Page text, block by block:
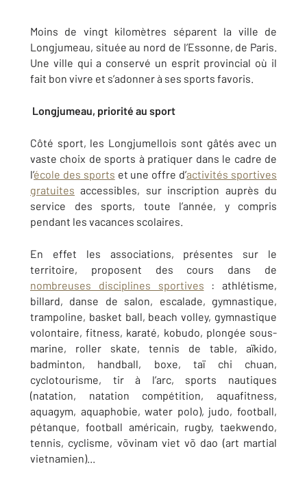
Moins de vingt kilomètres séparent la ville de
Longjumeau, située au nord de l’Essonne, de Paris.
Une ville qui a conservé un esprit provincial où il
fait bon vivre et s’adonner à ses sports favoris.
Longjumeau, priorité au sport
Côté sport, les Longjumellois sont gâtés avec un
vaste choix de sports à pratiquer dans le cadre de
l’école des sports et une offre d’activités sportives
gratuites accessibles, sur inscription auprès du
service des sports, toute l’année, y compris
pendant les vacances scolaires.
En effet les associations, présentes sur le
territoire, proposent des cours dans de
nombreuses disciplines sportives : athlétisme,
billard, danse de salon, escalade, gymnastique,
trampoline, basket ball, beach volley, gymnastique
volontaire, fitness, karaté, kobudo, plongée sous-
marine, roller skate, tennis de table, aïkido,
badminton, handball, boxe, taï chi chuan,
cyclotourisme, tir à l’arc, sports nautiques
(natation, natation compétition, aquafitness,
aquagym, aquaphobie, water polo), judo, football,
pétanque, football américain, rugby, taekwendo,
tennis, cyclisme, võvinam viet võ dao (art martial
vietnamien)...